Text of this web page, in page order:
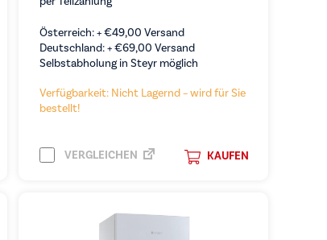
Österreich: +€49,00 Versand
Deutschland: +€69,00 Versand
Selbstabholung in Steyr möglich
Verfügbarkeit: Nicht Lagernd – wird für Sie
bestellt!
KAUFEN
VERGLEICHEN